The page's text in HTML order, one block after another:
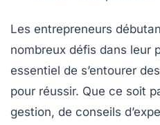
Les entrepreneurs
nombreux défis dans leur
essentiel de s’entourer des
pour réussir. Que ce soit
gestion, de conseils